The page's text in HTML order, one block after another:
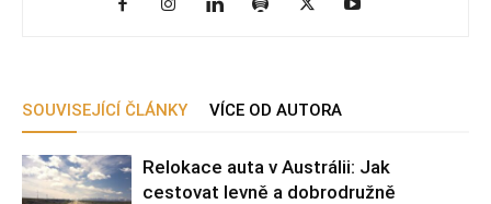
SOUVISEJÍCÍ ČLÁNKY VÍCE OD AUTORA
Relokace auta v Austrálii: Jak
cestovat levně a dobrodružně